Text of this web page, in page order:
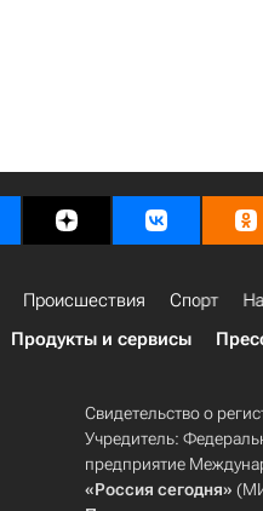
Происшествия Спорт
Продукты и сервисы
Свидетельство о
Учредитель:
предприятие
«Россия сегодня»